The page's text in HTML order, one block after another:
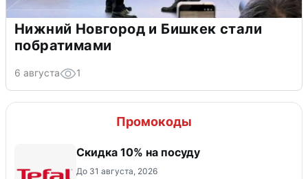
Нижний Новгород и Бишкек стали
побратимами
6 августа 1
Промокоды
Скидка 10% на посуду
До 31 августа, 2026